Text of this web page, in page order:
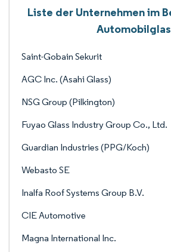
Liste der Unternehmen im
Automobilglas
Saint-Gobain Sekurit
AGC Inc. (Asahi Glass)
NSG Group (Pilkington)
Fuyao Glass Industry Group Co., Ltd.
Guardian Industries (PPG/Koch)
Webasto SE
Inalfa Roof Systems Group B.V.
CIE Automotive
Magna International Inc.